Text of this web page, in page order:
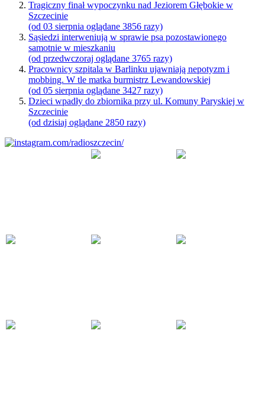
Tragiczny finał wypoczynku nad Jeziorem Głębokie w
Szczecinie
(od 03 sierpnia oglądane 3856 razy)
Sąsiedzi interweniują w sprawie psa pozostawionego
samotnie w mieszkaniu
(od przedwczoraj oglądane 3765 razy)
Pracownicy szpitala w Barlinku ujawniają nepotyzm i
mobbing. W tle matka burmistrz Lewandowskiej
(od 05 sierpnia oglądane 3427 razy)
Dzieci wpadły do zbiornika przy ul. Komuny Paryskiej w
Szczecinie
(od dzisiaj oglądane 2850 razy)